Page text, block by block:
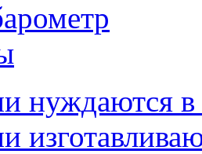
нуждаются в